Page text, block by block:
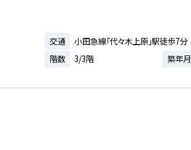
交通
小田急線「代々木上原」駅徒歩7分
階数 3/3階 築年月